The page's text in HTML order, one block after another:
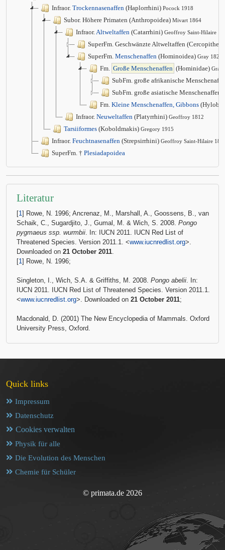
Infraor. Trockennasenaffen (Haplorrhini) Pocock 1918
Subor. Höhere Primaten (Anthropoidea) Mivart 1864
Infraor. Altweltaffen (Catarrhini) Geoffroy Saint-Hilaire
SuperFm. Geschwänzte Altweltaffen
SuperFm. Menschenaffen (Hominoidea) Gray 1825
Fm. Große Menschenaffen (Hominidae) Gray
SubFm. große afrikanische
SubFm. große asiatische Menschenaffen
Fm. Kleine Menschenaffen, Gibbons
Infraor. Neuweltaffen (Platyrrhini) Geoffroy 1812
Tarsiiformes (Koboldmakis) Gregory 1915
Infraor. Feuchtnasenaffen (Strepsirrhini) Geoffroy Saint-Hilaire
SuperFm. † Plesiadapoidea
Literatur
[1] Rowe, N. 1996; Ancrenaz, M., Marshall, A., Goossens, B., van
Schaik, C., Sugardjito, J., Gumal, M. & Wich, S. 2008. Pongo
pygmaeus ssp. wurmbii . In: IUCN 2011. IUCN Red List of
Threatened Species. Version 2011.1. <www.iucnredlist.org>.
Downloaded on 21 October 2011
[1] Rowe, N. 1996;
Singleton, I., Wich, S.A. & Griffiths, M. 2008. Pongo abelii . In:
IUCN 2011. IUCN Red List of Threatened Species. Version 2011.1.
<www.iucnredlist.org>. Downloaded on 21 October 2011;
Macdonald, D. (2001) The New Encyclopedia of Mammals. Oxford
University Press, Oxford.
Quick links
Impressum
Datenschutz
Cookies verwalten
Physik für alle
Die Evolution des Menschen
Chemie für Schüler
© primata.de 2026